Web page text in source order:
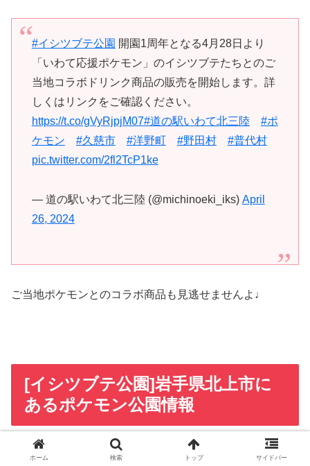
#イシツブテ公園 開園1周年となる4月28日より
「いわて応援ポケモン」のイシツブテたちとのご
当地コラボドリンク商品の販売を開始します。詳
しくはリンクをご確認ください。
https://t.co/gVyRjpjM07#道の駅いわて北三陸
#ポ
ケモン
#久慈市 #洋野町 #野田村
#普代村
pic.twitter.com/2fl2TcP1ke
— 道の駅いわて北三陸 (@michinoeki_iks) April
26, 2024
ご当地ポケモンとのコラボ商品も見逃せませんよ♩
[イシツブテ公園]岩手県北上市に
あるポケモン公園情報
ホーム 検索 トップ サイドバー